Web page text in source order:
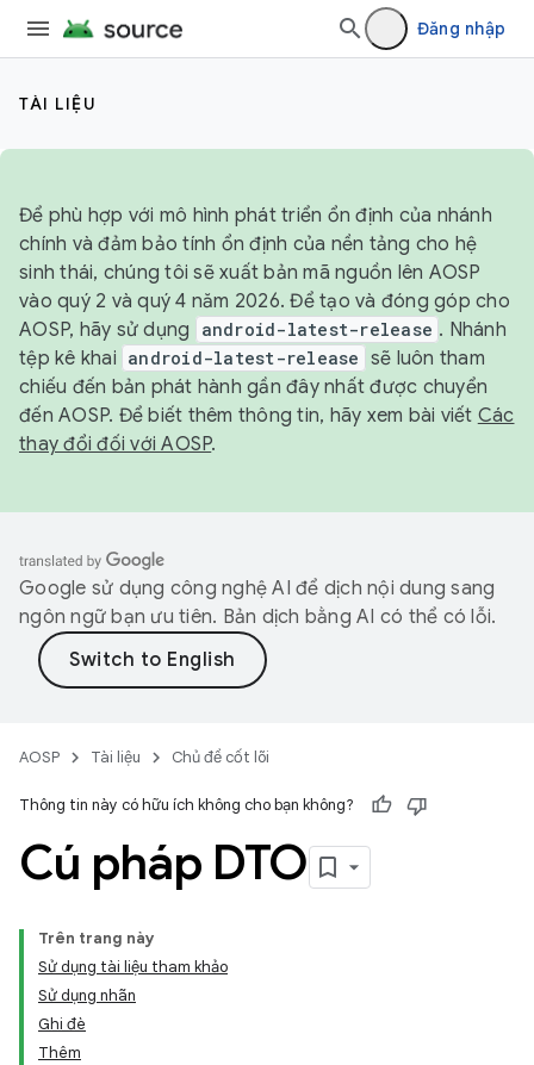
Đăng nhập
TÀI LIỆU
Để phù hợp với mô hình phát triển ổn định của nhánh
chính và đảm bảo tính ổn định của nền tảng cho hệ
sinh thái, chúng tôi sẽ xuất bản mã nguồn lên AOSP
vào quý 2 và quý 4 năm 2026. Để tạo và đóng góp cho
AOSP, hãy sử dụng
android-latest-release . Nhánh
tệp kê khai android-latest-release sẽ luôn tham
chiếu đến bản phát hành gần đây nhất được chuyển
đến AOSP. Để biết thêm thông tin, hãy xem bài viết Các
thay đổi đối với AOSP.
Google sử dụng công nghệ AI để dịch nội dung sang
ngôn ngữ bạn ưu tiên. Bản dịch bằng AI có thể có lỗi.
AOSP Tài liệu Chủ đề cốt lõi
Thông tin này có hữu ích không cho bạn không?
Cú pháp DTO
Trên trang này
Sử dụng tài liệu tham khảo
Sử dụng nhãn
Ghi đè
Thêm